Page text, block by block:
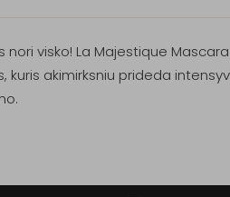
nori visko! La Majestique
kuris akimirksniu prideda